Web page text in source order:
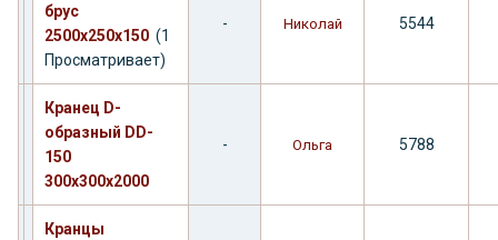
брус
2500х250х150 (1
Просматривает)
- Николай 5544
Кранец D-
образный DD-
150
300х300х2000
- Ольга 5788
Кранцы